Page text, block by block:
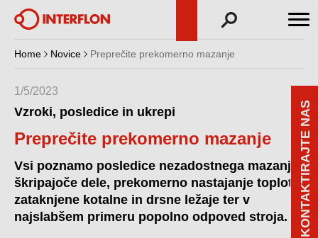
Home Novice Preprečite prekomerno mazanje
1/5/2023
Vzroki, posledice in ukrepi
Preprečite prekomerno mazanje
Vsi poznamo posledice nezadostnega mazanja:
škripajoče dele, prekomerno nastajanje toplote,
zataknjene kotalne in drsne ležaje ter v
najslabšem primeru popolno odpoved stroja.
KONTAKTIRAJTE NAS